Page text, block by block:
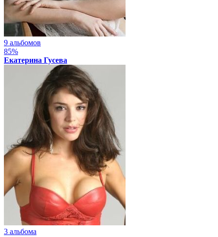
9 альбомов
85%
Екатерина Гусева
3 альбома